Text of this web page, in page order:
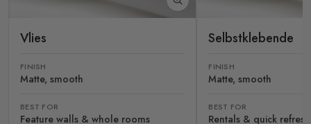
Vlies
FINISH
Matte, smooth
BEST FOR
Feature walls & whole rooms
Selbstklebende
FINISH
Matte, smooth
BEST FOR
Rentals & quick